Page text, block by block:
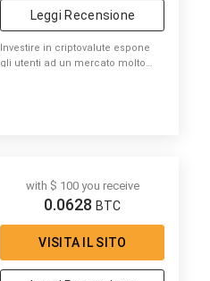
Leggi Recensione
Investire in criptovalute espone
gli utenti ad un mercato molto
with $ 100 you receive
0.0628 BTC
VISITA IL SITO